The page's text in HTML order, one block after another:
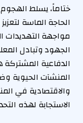
ختاماً، يسلط
الحاجة الماسة
مواجهة التهديدات
الجهود وتبادل
الدفاعية
المنشآت الحيوية
والاقتصادية في
الاستجابة لهذه